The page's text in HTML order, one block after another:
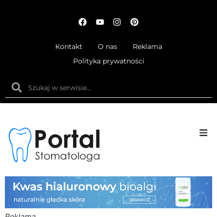
Kontakt O nas
Reklama
Polityka prywatności